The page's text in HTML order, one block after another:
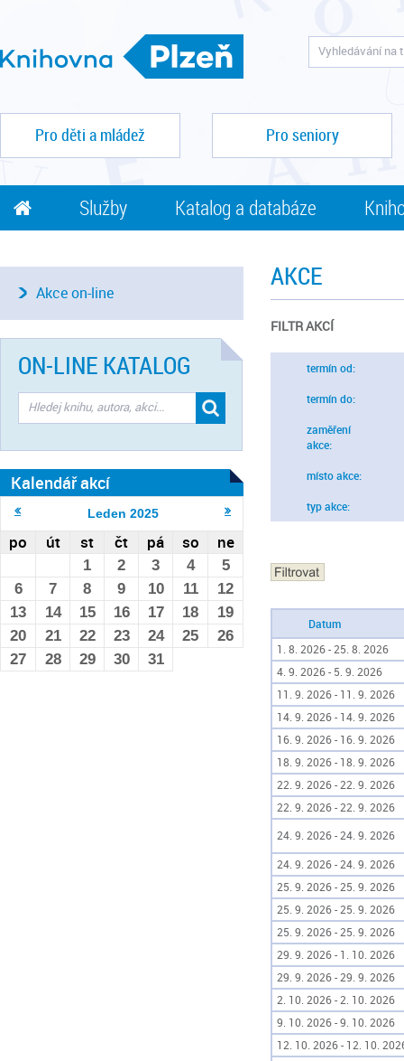
Pro děti a mládež Pro seniory
Služby Katalog a databáze
AKCE
FILTR AKCÍ
termín od:
termín do:
zaměření
akce:
místo akce:
typ akce:
Datum
1. 8. 2026 - 25. 8. 2026
4. 9. 2026 - 5. 9. 2026
11. 9. 2026 - 11. 9. 2026
14. 9. 2026 - 14. 9. 2026
16. 9. 2026 - 16. 9. 2026
18. 9. 2026 - 18. 9. 2026
22. 9. 2026 - 22. 9. 2026
22. 9. 2026 - 22. 9. 2026
24. 9. 2026 - 24. 9. 2026
24. 9. 2026 - 24. 9. 2026
25. 9. 2026 - 25. 9. 2026
25. 9. 2026 - 25. 9. 2026
25. 9. 2026 - 25. 9. 2026
29. 9. 2026 - 1. 10. 2026
29. 9. 2026 - 29. 9. 2026
2. 10. 2026 - 2. 10. 2026
9. 10. 2026 - 9. 10. 2026
12. 10. 2026 - 12. 10.
Akce on-line
ON-LINE KATALOG
Kalendář akcí
Leden 2025
po út st čt pá so ne
1 2 3 4
5
6
7 8 9 10 11
12
13
14 15 16 17 18
19
20
21 22 23 24 25
26
27
28 29 30 31